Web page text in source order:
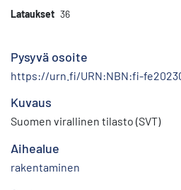
Lataukset 36
Pysyvä osoite
https://urn.fi/URN:NBN:fi-
Kuvaus
Suomen virallinen tilasto (SVT)
Aihealue
rakentaminen